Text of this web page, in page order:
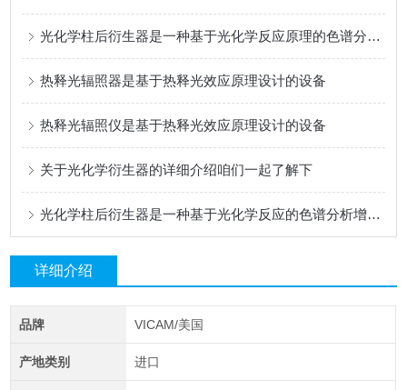
光化学柱后衍生器是一种基于光化学反应原理的色谱分析增强装置
热释光辐照器是基于热释光效应原理设计的设备
热释光辐照仪是基于热释光效应原理设计的设备
关于光化学衍生器的详细介绍咱们一起了解下
光化学柱后衍生器是一种基于光化学反应的色谱分析增强装置
详细介绍
品牌 VICAM/美国
产地类别 进口